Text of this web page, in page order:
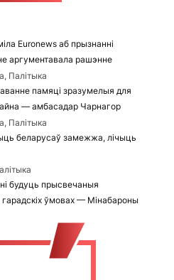
Euronews аб прызнанні
аргументавала рашэнне
Палітыка
памяці зразумелыя для
— амбасадар Чарнагор
Палітыка
беларусаў замежжа, лічыць
будуць прысвечаныя
ўмовах — Мінабароны